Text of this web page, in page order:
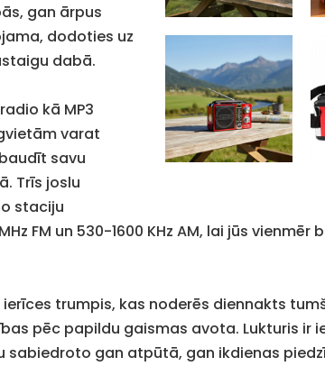
gan ārpus
dodoties uz
dabā.
kā MP3
varat
savu
Trīs joslu
staciju
FM un 530-1600 KHz AM, lai jūs vienmēr
trumpis, kas noderēs diennakts
pēc papildu gaismas avota. Lukturis ir
gan atpūtā, gan ikdienas